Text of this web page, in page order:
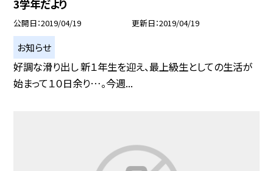
3学年だより
公開日 2019/04/19 更新日 2019/04/19
お知らせ
好調な滑り出し 新１年生を迎え、最上級生としての生活が
始まって１０日余り…。今週...